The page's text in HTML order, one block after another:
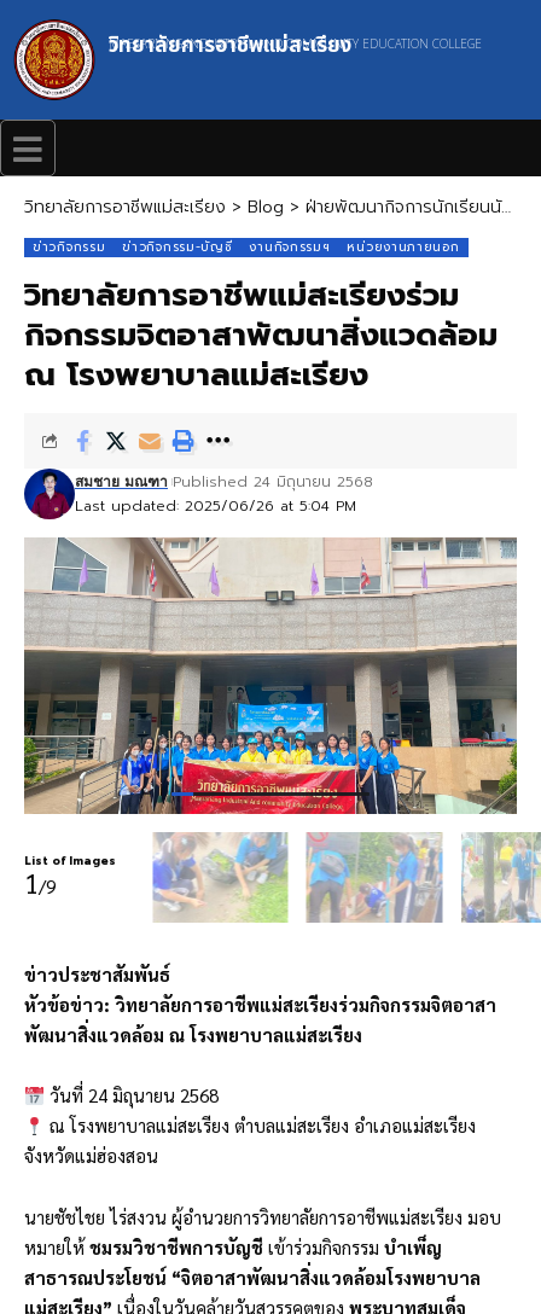
วิทยาลัยการอาชีพแม่สะเรียง
MAESARIANG INDUSTRIAL AND COMMUNITY EDUCATION COLLEGE
วิทยาลัยการอาชีพแม่สะเรียง > Blog > ฝ่ายพัฒนากิจการนักเรียนนักศึกษา
ข่าวกิจกรรม ข่าวกิจกรรม-บัญชี งานกิจกรรมฯ หน่วยงานภายนอก
วิทยาลัยการอาชีพแม่สะเรียงร่วม
กิจกรรมจิตอาสาพัฒนาสิ่งแวดล้อม
ณ โรงพยาบาลแม่สะเรียง
Last updated: 2025/06/26 at 5:04 PM
สมชาย มณฑา Published 24 มิถุนายน 2568
List of Images
1/9
ข่าวประชาสัมพันธ์
หัวข้อข่าว: วิทยาลัยการอาชีพแม่สะเรียงร่วมกิจกรรมจิตอาสา
พัฒนาสิ่งแวดล้อม ณ โรงพยาบาลแม่สะเรียง
วันที่ 24 มิถุนายน 2568
ณ โรงพยาบาลแม่สะเรียง ตำบลแม่สะเรียง อำเภอแม่สะเรียง
จังหวัดแม่ฮ่องสอน
นายชัชไชย ไร่สงวน ผู้อำนวยการวิทยาลัยการอาชีพแม่สะเรียง มอบ
หมายให้ชมรมวิชาชีพการบัญชี เข้าร่วมกิจกรรม บำเพ็ญ
สาธารณประโยชน์ “จิตอาสาพัฒนาสิ่งแวดล้อมโรงพยาบาล
แม่สะเรียง” เนื่องในวันคล้ายวันสวรรคตของ พระบาทสมเด็จ